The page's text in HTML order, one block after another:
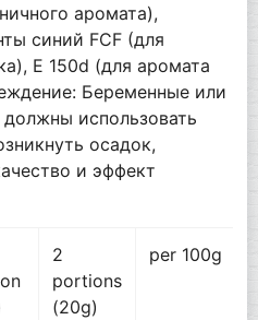
аромата),
синий FCF (для
E 150d (для аромата
Беременные или
использовать
осадок,
и эффект
2
portions
(20g)
per 100g